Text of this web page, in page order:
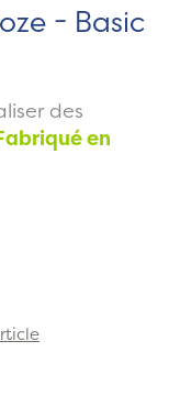
- Basic
des
en